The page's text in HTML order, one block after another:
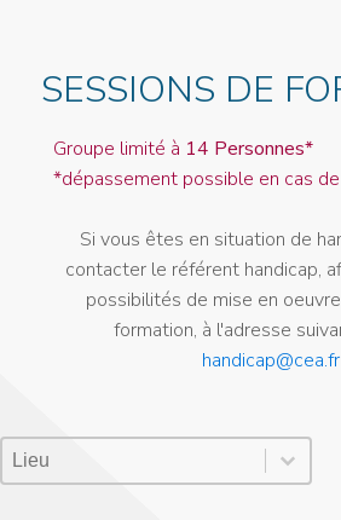
SESSIONS DE
Groupe limité à 14 Personnes*
*dépassement possible en cas
Si vous êtes en situation de
contacter le référent handicap,
possibilités de mise en
formation, à l'adresse
handicap@cea.fr
Lieu Session
Sélectionnez le contenu
Sélectionnez le contenu